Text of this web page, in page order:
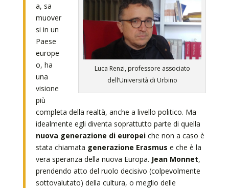
Luca Renzi, professore associato
dell’Università di Urbino
a, sa
muover
si in un
Paese
europe
o, ha
una
visione
più
completa della realtà, anche a livello politico. Ma
idealmente egli diventa soprattutto parte di quella
nuova generazione di europeiche non a caso è
stata chiamata generazione Erasmus e che è la
vera speranza della nuova Europa. Jean Monnet,
prendendo atto del ruolo decisivo (colpevolmente
sottovalutato) della cultura, o meglio delle